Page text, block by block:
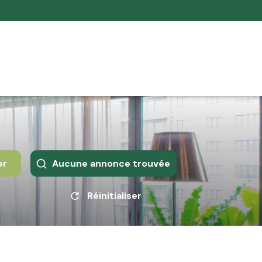
Aucune annonce trouvée
Réinitialiser